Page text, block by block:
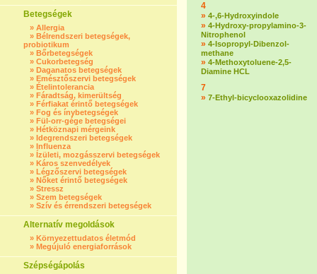
Betegségek
» Allergia
» Bélrendszeri betegségek,
probiotikum
» Bőrbetegségek
» Cukorbetegség
» Daganatos betegségek
» Emésztőszervi betegségek
» Ételintolerancia
» Fáradtság, kimerültség
» Férfiakat érintő betegségek
» Fog és ínybetegségek
» Fül-orr-gége betegségei
» Hétköznapi mérgeink
» Idegrendszeri betegségek
» Influenza
» Ízületi, mozgásszervi betegségek
» Káros szenvedélyek
» Légzőszervi betegségek
» Nőket érintő betegségek
» Stressz
» Szem betegségek
» Szív és érrendszeri betegségek
Alternatív megoldások
» Környezettudatos életmód
» Megújuló energiaforrások
Szépségápolás
4
» 4-,6-Hydroxyindole
» 4-Hydroxy-propylamino-3-
Nitrophenol
» 4-Isopropyl-Dibenzol-
methane
» 4-Methoxytoluene-2,5-
Diamine HCL
7
» 7-Ethyl-bicyclooxazolidine